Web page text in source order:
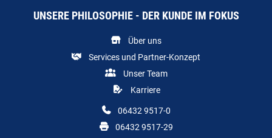
UNSERE PHILOSOPHIE - DER KUNDE IM FOKUS
Über uns
Services und Partner-Konzept
Unser Team
Karriere
06432 9517-0
06432 9517-29